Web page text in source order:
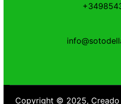
Copyright © 2025, Creado